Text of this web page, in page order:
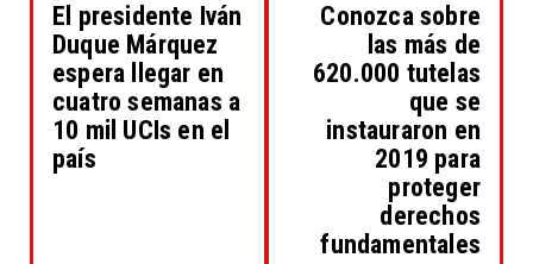
El presidente Iván
Duque Márquez
espera llegar en
cuatro semanas a
10 mil UCIs en el
país
Conozca sobre
las más de
620.000 tutelas
que se
instauraron en
2019 para
proteger
derechos
fundamentales